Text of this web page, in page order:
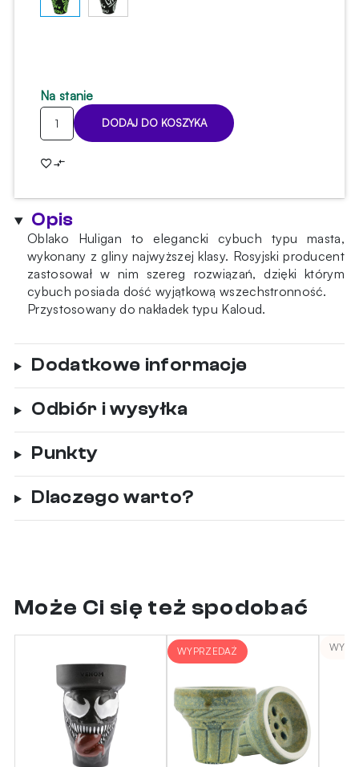
Na stanie
ilość
Cybuch
Huligan
DODAJ DO KOSZYKA
Opis
Oblako Huligan to elegancki cybuch typu masta,
wykonany z gliny najwyższej klasy. Rosyjski producent
zastosował w nim szereg rozwiązań, dzięki którym
cybuch posiada dość wyjątkową wszechstronność.
Przystosowany do nakładek typu Kaloud.
Dodatkowe informacje
Odbiór i wysyłka
Punkty
Dlaczego warto?
Może Ci się też spodobać
WYPRZEDAŻ